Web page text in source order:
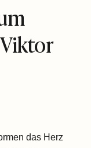
das Herz